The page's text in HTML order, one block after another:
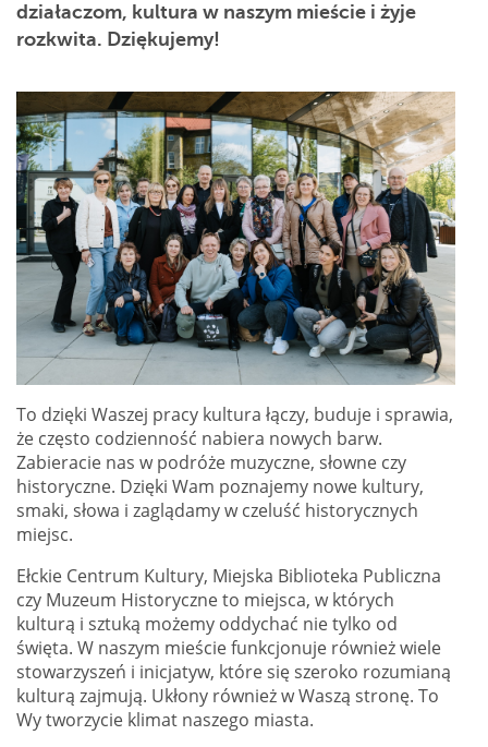
działaczom, kultura w naszym mieście i żyje
rozkwita. Dziękujemy!
To dzięki Waszej pracy kultura łączy, buduje i sprawia,
że często codzienność nabiera nowych barw.
Zabieracie nas w podróże muzyczne, słowne czy
historyczne. Dzięki Wam poznajemy nowe kultury,
smaki, słowa i zaglądamy w czeluść historycznych
miejsc.
Ełckie Centrum Kultury, Miejska Biblioteka Publiczna
czy Muzeum Historyczne to miejsca, w których
kulturą i sztuką możemy oddychać nie tylko od
święta. W naszym mieście funkcjonuje również wiele
stowarzyszeń i inicjatyw, które się szeroko rozumianą
kulturą zajmują. Ukłony również w Waszą stronę. To
Wy tworzycie klimat naszego miasta.